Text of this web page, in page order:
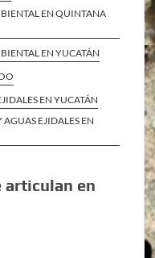
EN QUINTANA
EN YUCATÁN
EN YUCATÁN
AGUAS EJIDALES EN
articulan en